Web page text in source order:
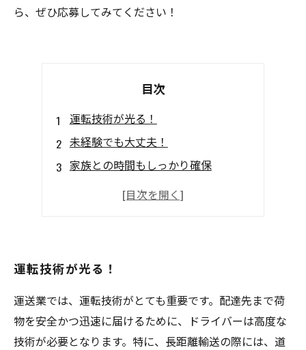
ら、ぜひ応募してみてください！
目次
運転技術が光る！
未経験でも大丈夫！
家族との時間もしっかり確保
しっかり稼げる！
運転技術が光る！
運送業では、運転技術がとても重要です。配達先まで荷
物を安全かつ迅速に届けるために、ドライバーは高度な
技術が必要となります。特に、長距離輸送の際には、道